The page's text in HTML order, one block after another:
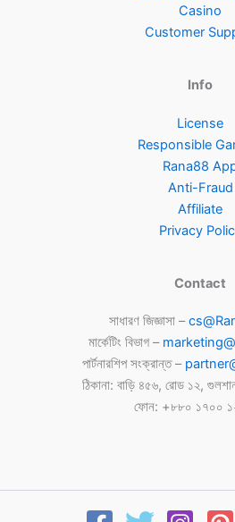
Casino
Customer
Info
License
Responsible
Rana88
Anti-Fraud
Affiliate
Privacy
Contact
সাধারণ জিজ্ঞাসা –
মার্কেটিং বিভাগ –
পার্টনারশিপ সংক্রান্ত –
ঠিকানা: বাড়ি ৪৫৬, রোড ১২,
ফোন: +৮৮০ ১৭০০